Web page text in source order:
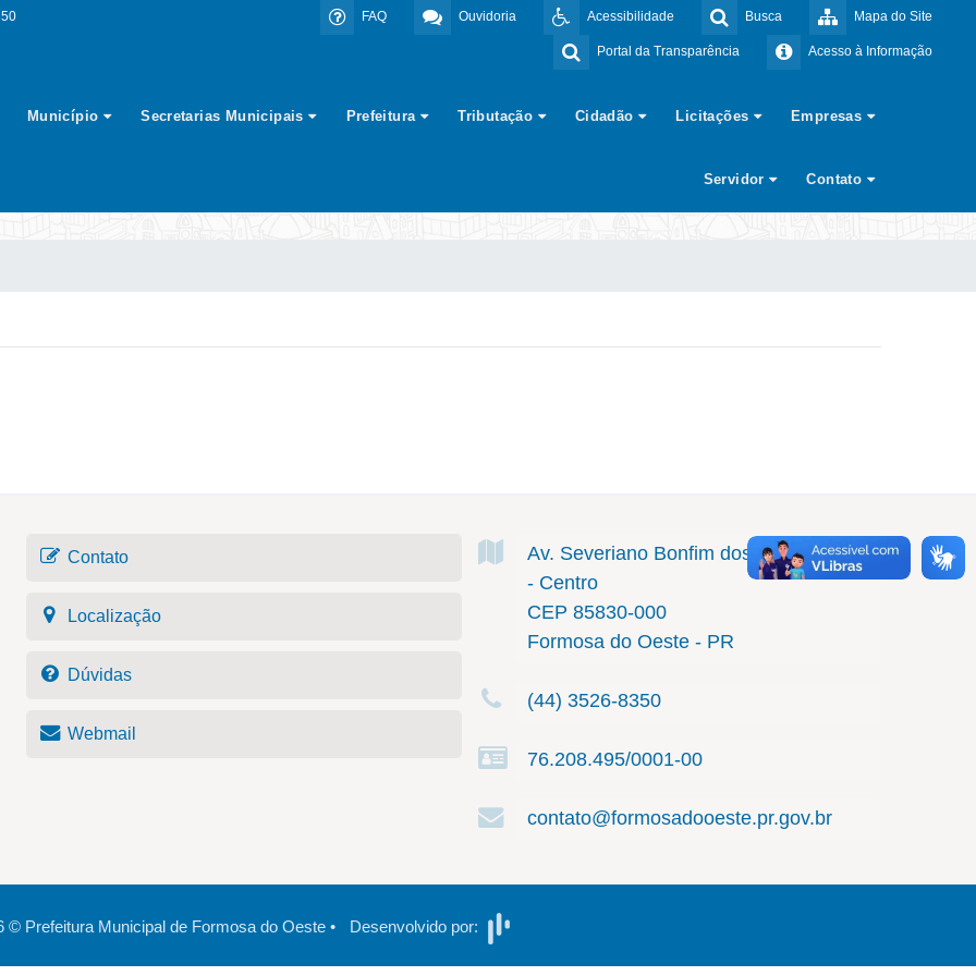
Mapa do Site
Busca
Acessibilidade
Ouvidoria
FAQ
Acesso à Informação
Portal da Transparência
Município Secretarias Municipais Prefeitura Tributação Cidadão Licitações Empresas
Servidor Contato
Contato
Localização
Dúvidas
Webmail
Av. Severiano Bonfim dos Santos 111
- Centro
CEP 85830-000
Formosa do Oeste - PR
(44) 3526-8350
76.208.495/0001-00
contato@formosadooeste.pr.gov.br
© Prefeitura Municipal de Formosa do Oeste • Desenvolvido por: